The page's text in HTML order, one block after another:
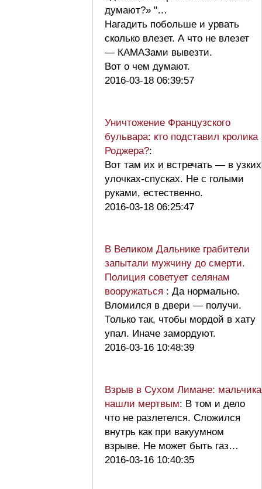
думают?» "…
Нагадить побольше и урвать
сколько влезет. А что не влезет
— КАМАЗами вывезти.
Вот о чем думают.
2016-03-18 06:39:57
Уничтожение Французского
бульвара: кто подставил кролика
Роджера?:
Вот там их и встречать — в узких
улочках-спусках. Не с голыми
руками, естественно.
2016-03-18 06:25:47
В Великом Дальнике грабители
запытали мужчину до смерти.
Полиция советует селянам
вооружаться : Да нормально.
Вломился в двери — получи.
Только так, чтобы мордой в хату
упал. Иначе замордуют.
2016-03-16 10:48:39
Взрыв в Сухом Лимане: мальчика
нашли мертвым: В том и дело
что не разлетелся. Сложился
внутрь как при вакуумном
взрыве. Не может быть газ…
2016-03-16 10:40:35